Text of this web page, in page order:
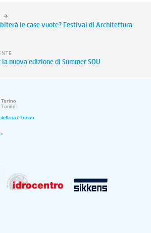
le case vuote? Festival di Architettura
nuova edizione di Summer SOU
Torino
Torino
/ Torino
>